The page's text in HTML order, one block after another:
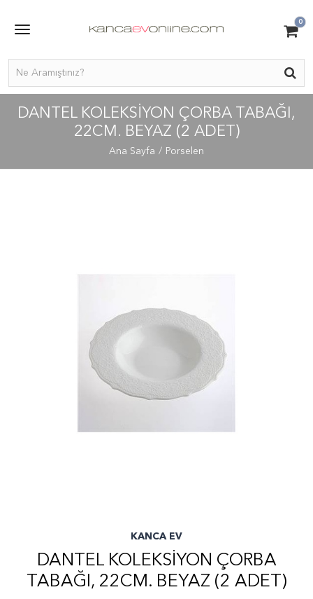
0
DANTEL KOLEKSİYON ÇORBA TABAĞI,
22CM. BEYAZ (2 ADET)
Ana Sayfa Porselen
KANCA EV
DANTEL KOLEKSİYON ÇORBA
TABAĞI, 22CM. BEYAZ (2 ADET)